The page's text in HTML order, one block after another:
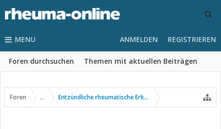
MENU
Foren durchsuchen Themen mit aktuellen Beiträgen
ANMELDEN REGISTRIEREN
Foren ... Entzündliche rheumatische Erkrankungen